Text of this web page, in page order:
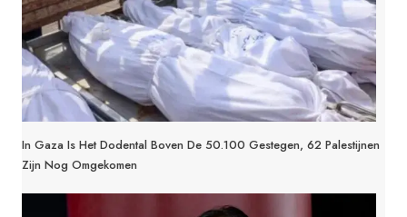
In Gaza Is Het Dodental Boven De 50.100 Gestegen, 62 Palestijnen
Zijn Nog Omgekomen